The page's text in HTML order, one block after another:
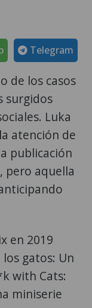
Telegram
de los casos
surgidos
Luka
atención de
publicación
, pero aquella
en 2019
gatos: Un
with Cats:
miniserie